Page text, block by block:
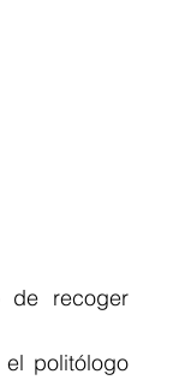
de recoger
politólogo